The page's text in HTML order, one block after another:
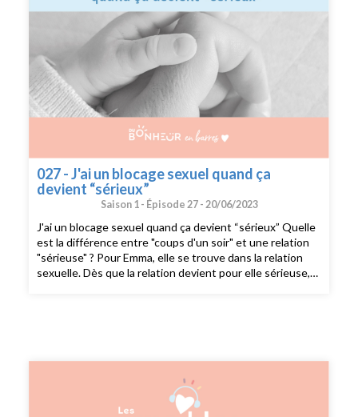
027 - J'ai un blocage sexuel quand ça
devient “sérieux”
Saison 1 - Épisode 27 - 20/06/2023
J'ai un blocage sexuel quand ça devient “sérieux” Quelle
est la différence entre "coups d'un soir" et une relation
"sérieuse" ? Pour Emma, elle se trouve dans la relation
sexuelle. Dès que la relation devient pour elle sérieuse,
bout de votre histoire que j’ai déjà hâte de découvrir. ---
Suivez moi sur instagram : @dubonheurenbarres Suivez
moi sur Pinterest : dubonheurenbarres Recevez du
bonheur en barres dans votre boîte mail